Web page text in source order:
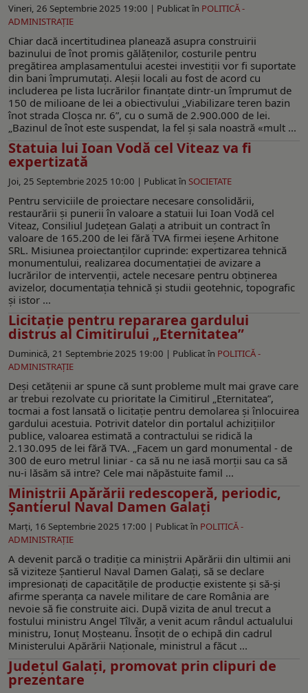
Vineri, 26 Septembrie 2025 19:00 | Publicat în POLITICĂ -
ADMINISTRAŢIE
Chiar dacă incertitudinea planează asupra construirii
bazinului de înot promis gălățenilor, costurile pentru
pregătirea amplasamentului acestei investiții vor fi suportate
din bani împrumutați. Aleșii locali au fost de acord cu
includerea pe lista lucrărilor finanțate dintr-un împrumut de
150 de milioane de lei a obiectivului „Viabilizare teren bazin
înot strada Cloșca nr. 6”, cu o sumă de 2.900.000 de lei.
„Bazinul de înot este suspendat, la fel și sala noastră «mult ...
Statuia lui Ioan Vodă cel Viteaz va fi
expertizată
Joi, 25 Septembrie 2025 10:00 | Publicat în SOCIETATE
Pentru serviciile de proiectare necesare consolidării,
restaurării și punerii în valoare a statuii lui Ioan Vodă cel
Viteaz, Consiliul Județean Galați a atribuit un contract în
valoare de 165.200 de lei fără TVA firmei ieșene Arhitone
SRL. Misiunea proiectanților cuprinde: expertizarea tehnică
monumentului, realizarea documentației de avizare a
lucrărilor de intervenții, actele necesare pentru obținerea
avizelor, documentația tehnică și studii geotehnic, topografic
și istor ...
Licitație pentru repararea gardului
distrus al Cimitirului „Eternitatea”
Duminică, 21 Septembrie 2025 19:00 | Publicat în POLITICĂ -
ADMINISTRAŢIE
Deși cetățenii ar spune că sunt probleme mult mai grave care
ar trebui rezolvate cu prioritate la Cimitirul „Eternitatea”,
tocmai a fost lansată o licitație pentru demolarea și înlocuirea
gardului acestuia. Potrivit datelor din portalul achizițiilor
publice, valoarea estimată a contractului se ridică la
2.130.095 de lei fără TVA. „Facem un gard monumental - de
300 de euro metrul liniar - ca să nu ne iasă morții sau ca să
nu-i lăsăm să intre? Cele mai năpăstuite famil ...
Miniștrii Apărării redescoperă, periodic,
Șantierul Naval Damen Galați
Marți, 16 Septembrie 2025 17:00 | Publicat în POLITICĂ -
ADMINISTRAŢIE
A devenit parcă o tradiție ca miniștrii Apărării din ultimii ani
să viziteze Șantierul Naval Damen Galați, să se declare
impresionați de capacitățile de producție existente și să-și
afirme speranța ca navele militare de care România are
nevoie să fie construite aici. După vizita de anul trecut a
fostului ministru Angel Tîlvăr, a venit acum rândul actualului
ministru, Ionuț Moșteanu. Însoțit de o echipă din cadrul
Ministerului Apărării Naționale, ministrul a făcut ...
Județul Galați, promovat prin clipuri de
prezentare